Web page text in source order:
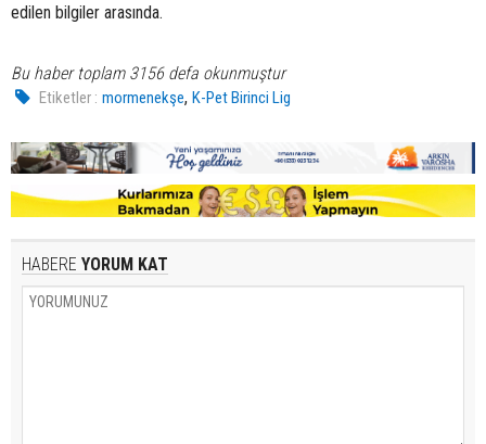
edilen bilgiler arasında.
Bu haber toplam 3156 defa okunmuştur
Etiketler : mormenekşe,K-Pet Birinci Lig
HABERE YORUM KAT